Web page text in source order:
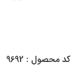
کد محصول : 9692